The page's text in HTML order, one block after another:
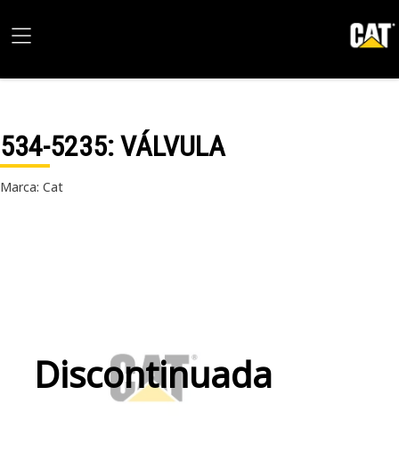
534-5235: VÁLVULA
Marca: Cat
Discontinuada